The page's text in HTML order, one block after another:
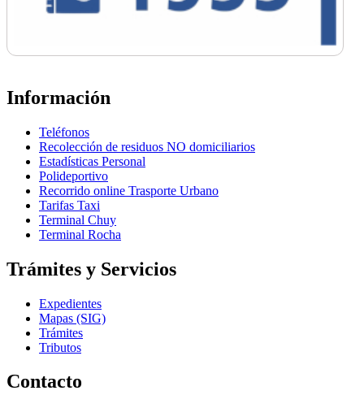
Información
Teléfonos
Recolección de residuos NO domiciliarios
Estadísticas Personal
Polideportivo
Recorrido online Trasporte Urbano
Tarifas Taxi
Terminal Chuy
Terminal Rocha
Trámites y Servicios
Expedientes
Mapas (SIG)
Trámites
Tributos
Contacto